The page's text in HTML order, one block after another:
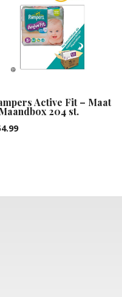
Active Fit – Maat
204 st.